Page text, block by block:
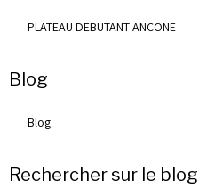
PLATEAU DEBUTANT ANCONE
Blog
Blog
Rechercher sur le blog